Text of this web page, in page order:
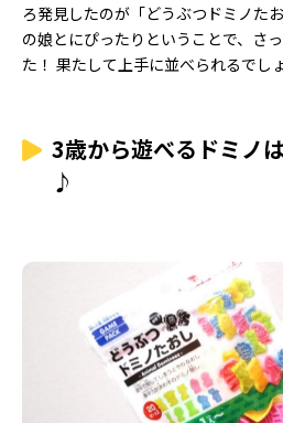
ろ発見したのが「どうぶつドミノた
の娘とにぴったりということで、さ
た！ 果たして上手に並べられるでし
3歳から遊べるドミノ
♪